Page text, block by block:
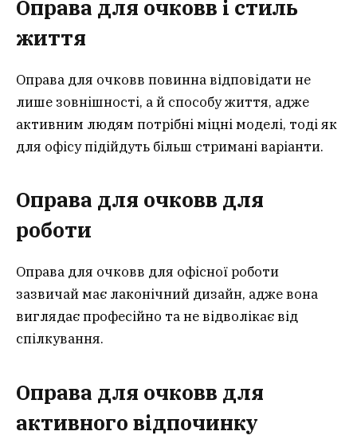
Оправа для очковв і стиль
життя
Оправа для очковв повинна відповідати не
лише зовнішності, а й способу життя, адже
активним людям потрібні міцні моделі, тоді як
для офісу підійдуть більш стримані варіанти.
Оправа для очковв для
роботи
Оправа для очковв для офісної роботи
зазвичай має лаконічний дизайн, адже вона
виглядає професійно та не відволікає від
спілкування.
Оправа для очковв для
активного відпочинку